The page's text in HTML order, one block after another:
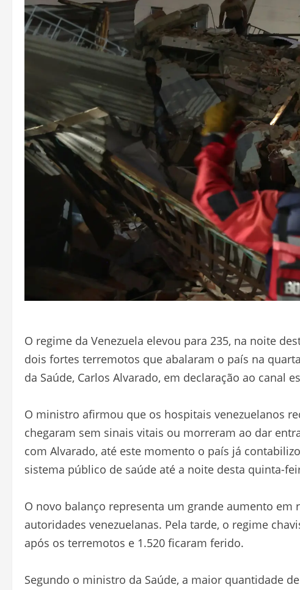
O regime da Venezuela elevou para 235, na noite
dois fortes terremotos que abalaram o país na
da Saúde, Carlos Alvarado, em declaração ao canal
O ministro afirmou que os hospitais venezuelanos
chegaram sem sinais vitais ou morreram ao dar
com Alvarado, até este momento o país já
sistema público de saúde até a noite desta quinta-
O novo balanço representa um grande aumento
autoridades venezuelanas. Pela tarde, o regime
após os terremotos e 1.520 ficaram ferido.
Segundo o ministro da Saúde, a maior quantidade